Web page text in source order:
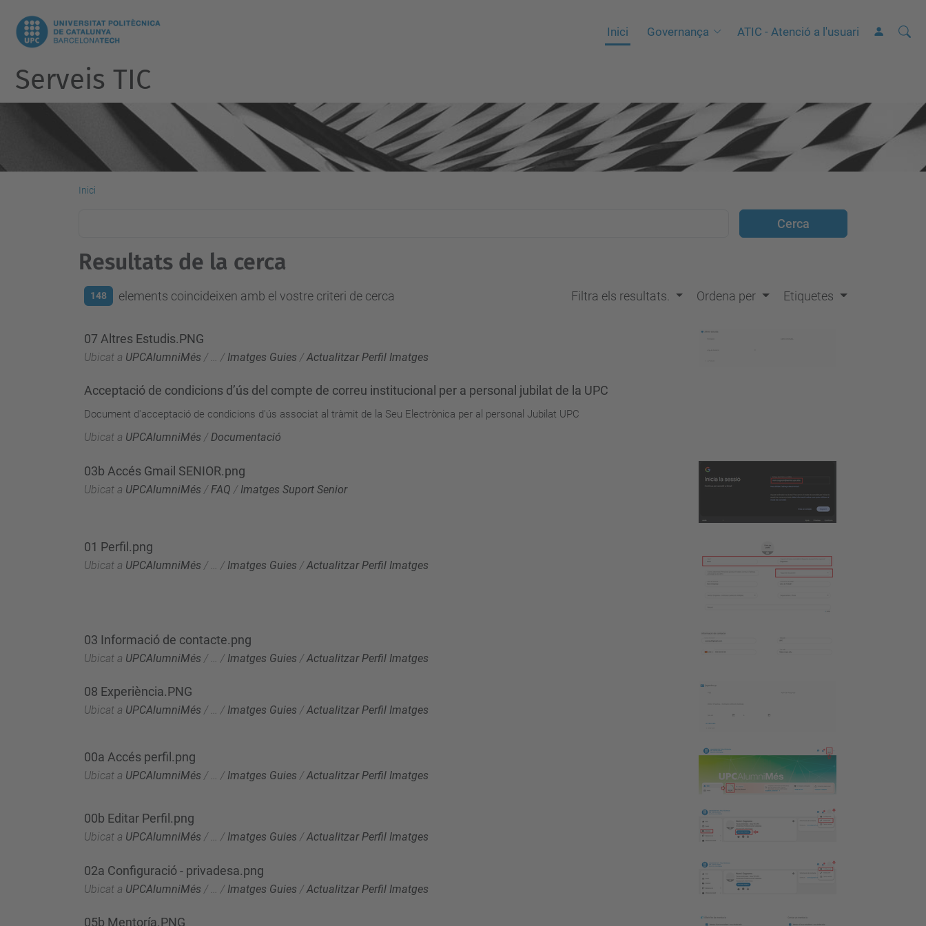
Inici Governança ATIC - Atenció a l'usuari Cerca
C
a
Serveis TIC
Inici
Resultats de la cerca
148 elements coincideixen amb el vostre criteri de cerca Filtra els resultats. Ordena per Etiquetes
07 Altres Estudis.PNG
Ubicat a UPCAlumniMés / / Imatges Guies /Actualitzar Perfil Imatges
Acceptació de condicions d’ús del compte de correu institucional per a personal jubilat de la UPC
Document d'acceptació de condicions d'ús associat al tràmit de la Seu Electrònica per al personal Jubilat UPC
Ubicat a UPCAlumniMés /Documentació
03b Accés Gmail SENIOR.png
Ubicat a UPCAlumniMés / FAQ / Imatges Suport Senior
01 Perfil.png
Ubicat a UPCAlumniMés / … / Imatges Guies /Actualitzar Perfil Imatges
03 Informació de contacte.png
Ubicat a UPCAlumniMés / / Imatges Guies /Actualitzar Perfil Imatges
08 Experiència.PNG
Ubicat a UPCAlumniMés / … / Imatges Guies /Actualitzar Perfil Imatges
00a Accés perfil.png
Ubicat a UPCAlumniMés / / Imatges Guies /Actualitzar Perfil Imatges
00b Editar Perfil.png
Ubicat a UPCAlumniMés / … / Imatges Guies /Actualitzar Perfil Imatges
02a Configuració - privadesa.png
Ubicat a UPCAlumniMés / / Imatges Guies /Actualitzar Perfil Imatges
05b Mentoría.PNG